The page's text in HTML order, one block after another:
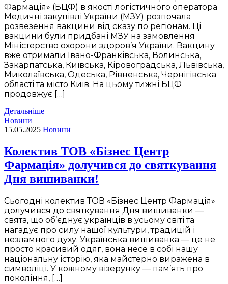
Фармація» (БЦФ) в якості логістичного оператора
Медичні закупівлі України (МЗУ) розпочала
розвезення вакцини від сказу по регіонам. Ці
вакцини були придбані МЗУ на замовлення
Міністерство охорони здоров’я України. Вакцину
вже отримали Івано-Франківська, Волинська,
Закарпатська, Київська, Кіровоградська, Львівська,
Миколаївська, Одеська, Рівненська, Чернігівська
області та місто Київ. На цьому тижні БЦФ
продовжує […]
Детальніше
Новини
15.05.2025 Новини
Колектив ТОВ «Бізнес Центр
Фармація» долучився до святкування
Дня вишиванки!
Сьогодні колектив ТОВ «Бізнес Центр Фармація»
долучився до святкування Дня вишиванки —
свята, що об’єднує українців в усьому світі та
нагадує про силу нашої культури, традицій і
незламного духу. Українська вишиванка — це не
просто красивий одяг, вона несе в собі нашу
національну історію, яка майстерно виражена в
символіці. У кожному візерунку — пам’ять про
покоління, […]